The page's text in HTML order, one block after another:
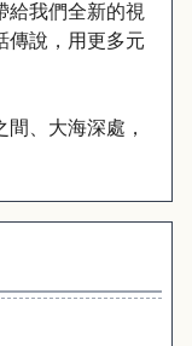
給我們全新的視
傳說，用更多元
、大海深處，